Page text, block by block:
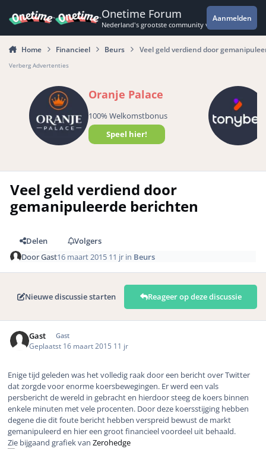
Onetime Forum
Nederland's grootste community voor de
Aanmelden
Home Financieel Beurs Veel geld verdiend door
Verberg Advertenties
Oranje Palace
100% Welkomstbonus
Speel hier!
Veel geld verdiend door
gemanipuleerde berichten
Delen
Volgers
DoorGast16 maart 2015 11 jr in Beurs
Nieuwe discussie starten Reageer op deze discussie
Gast Gast
Geplaatst 16 maart 2015 11 jr
Enige tijd geleden was het volledig raak door een bericht over Twitter
dat zorgde voor enorme koersbewegingen. Er werd een vals
persbericht de wereld in gebracht en hierdoor steeg de koers binnen
enkele minuten met vele procenten. Door deze koersstijging hebben
degene die dit foute bericht hebben verspreid bewust de markt
gemanipuleerd en hier een groot financieel voordeel uit behaald.
Zie bijgaand grafiek van Zerohedge